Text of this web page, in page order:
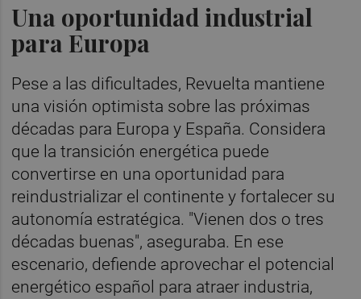
Una oportunidad industrial
para Europa
Pese a las dificultades, Revuelta mantiene
una visión optimista sobre las próximas
décadas para Europa y España. Considera
que la transición energética puede
convertirse en una oportunidad para
reindustrializar el continente y fortalecer su
autonomía estratégica. "Vienen dos o tres
décadas buenas", aseguraba. En ese
escenario, defiende aprovechar el potencial
energético español para atraer industria,